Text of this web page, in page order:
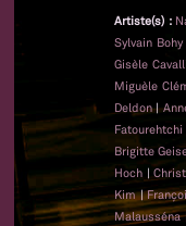
Artiste(s) :
Sylvain Bohy
Gisèle Cavalli
Miguèle
Deldon|
Fatourehtchi
Brigitte
Hoch |
Kim|
Malausséna